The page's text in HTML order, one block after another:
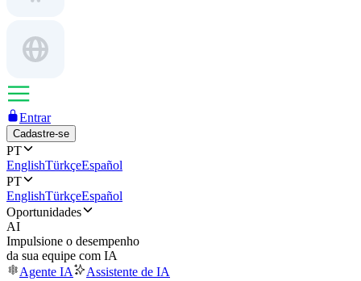
Entrar
Cadastre-se
PT
EnglishTürkçeEspañol
PT
EnglishTürkçeEspañol
Oportunidades
AI
Impulsione o desempenho
da sua equipe com IA
Agente IA
Assistente de IA